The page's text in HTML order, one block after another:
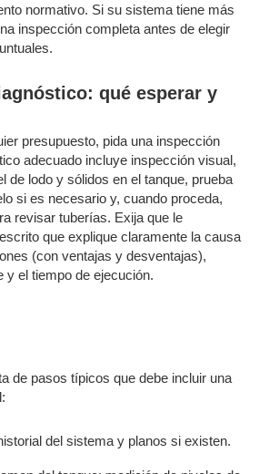
normativo. Si su sistema tiene más
inspección completa antes de elegir
qué esperar y
presupuesto, pida una inspección
adecuado incluye inspección visual,
de lodo y sólidos en el tanque, prueba
si es necesario y, cuando proceda,
revisar tuberías. Exija que le
que explique claramente la causa
(con ventajas y desventajas),
y el tiempo de ejecución.
de pasos típicos que debe incluir una
del sistema y planos si existen.